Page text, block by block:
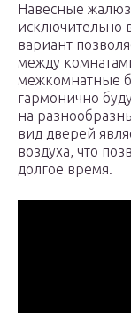
Навесные
исключительно
вариант
между
межкомнатные
гармонично
на
вид дверей
воздуха, что
долгое время.